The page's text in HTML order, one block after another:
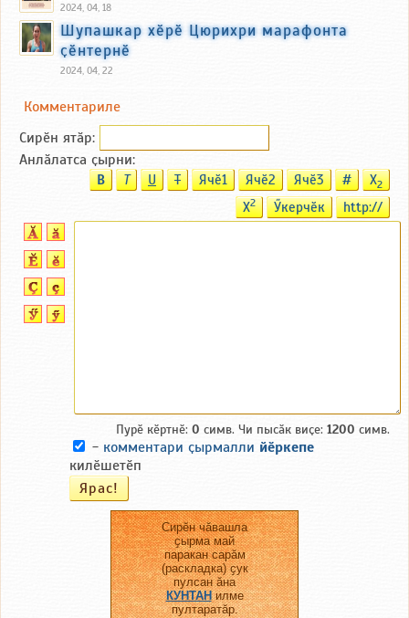
2024, 04, 18
Шупашкар хӗрӗ Цюрихри марафонта
ҫӗнтернӗ
2024, 04, 22
Комментариле
Сирӗн ятӑp:
Анлӑлатса ҫырни:
B T U T Ячӗ1 Ячӗ2 Ячӗ3 # X2
X2 Ӳкерчӗк http://
Пурӗ кӗртнӗ: 0 симв. Чи пысӑк виҫе: 1200 симв.
- комментари ҫырмалли йӗркепе
килӗшетӗп
Сирӗн чӑвашла
ҫырма май
паракан сарӑм
(раскладка) ҫук
пулсан ӑна
КУНТАНилме
пултаратӑр.